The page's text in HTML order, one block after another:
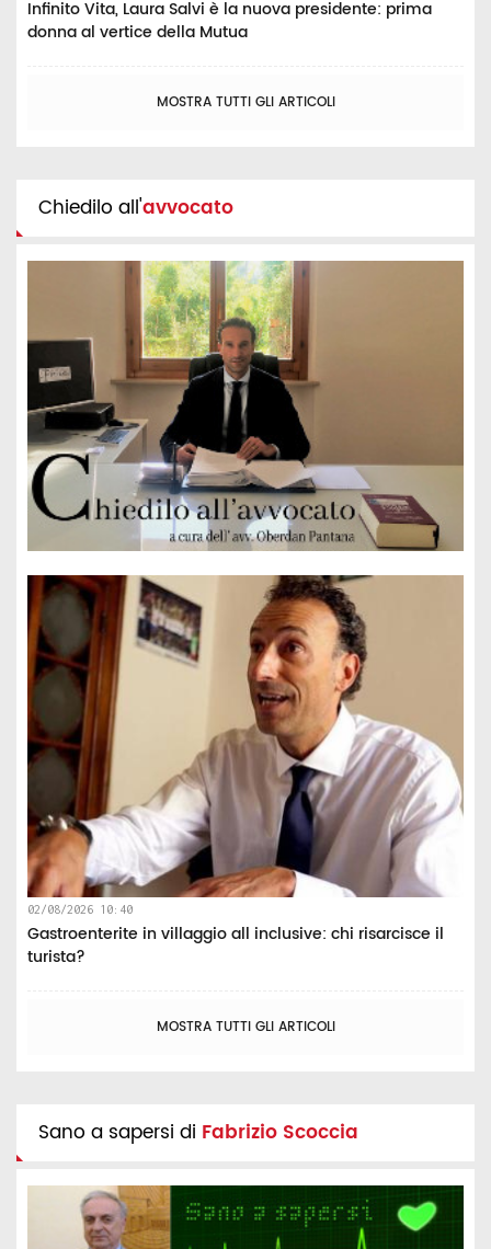
Infinito Vita, Laura Salvi è la nuova presidente: prima
donna al vertice della Mutua
MOSTRA TUTTI GLI ARTICOLI
Chiedilo all'avvocato
02/08/2026 10:40
Gastroenterite in villaggio all inclusive: chi risarcisce il
turista?
MOSTRA TUTTI GLI ARTICOLI
Sano a sapersi di Fabrizio Scoccia